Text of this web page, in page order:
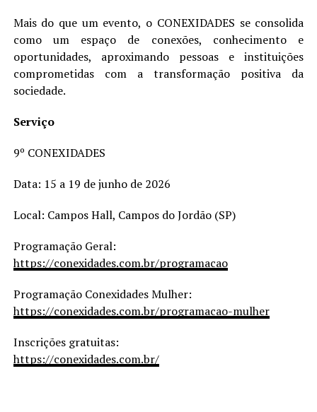
Mais do que um evento, o CONEXIDADES se consolida
como um espaço de conexões, conhecimento e
oportunidades, aproximando pessoas e instituições
comprometidas com a transformação positiva da
sociedade.
Serviço
9º CONEXIDADES
Data: 15 a 19 de junho de 2026
Local: Campos Hall, Campos do Jordão (SP)
Programação Geral:
https://conexidades.com.br/programacao
Programação Conexidades Mulher:
https://conexidades.com.br/programacao-mulher
Inscrições gratuitas:
https://conexidades.com.br/